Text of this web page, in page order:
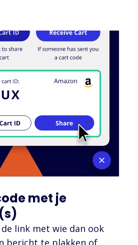
met je
link met wie dan ook
bericht te plakken of